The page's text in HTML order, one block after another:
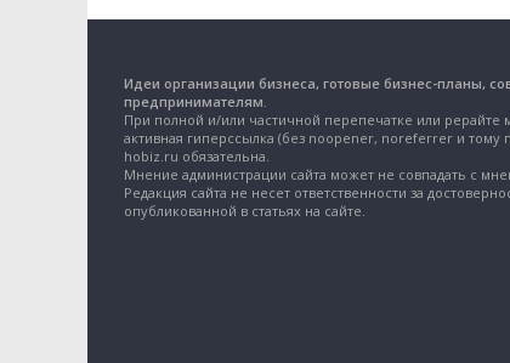
Идеи организации бизнеса, готовые бизнес-планы,
предпринимателям.
При полной и/или частичной перепечатке или рерайте
активная гиперссылка (без noopener, noreferrer и тому
hobiz.ru обязательна.
Мнение администрации сайта может не совпадать с
Редакция сайта не несет ответственности за
опубликованной в статьях на сайте.